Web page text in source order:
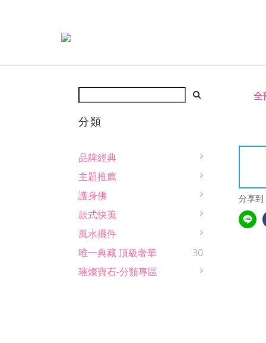
分類
品牌經典
主題推薦
護身佛
款式快蒐
風水擺件
唯一典藏 頂級奢華
30
璀燦寶石-分類專區
全
分享到